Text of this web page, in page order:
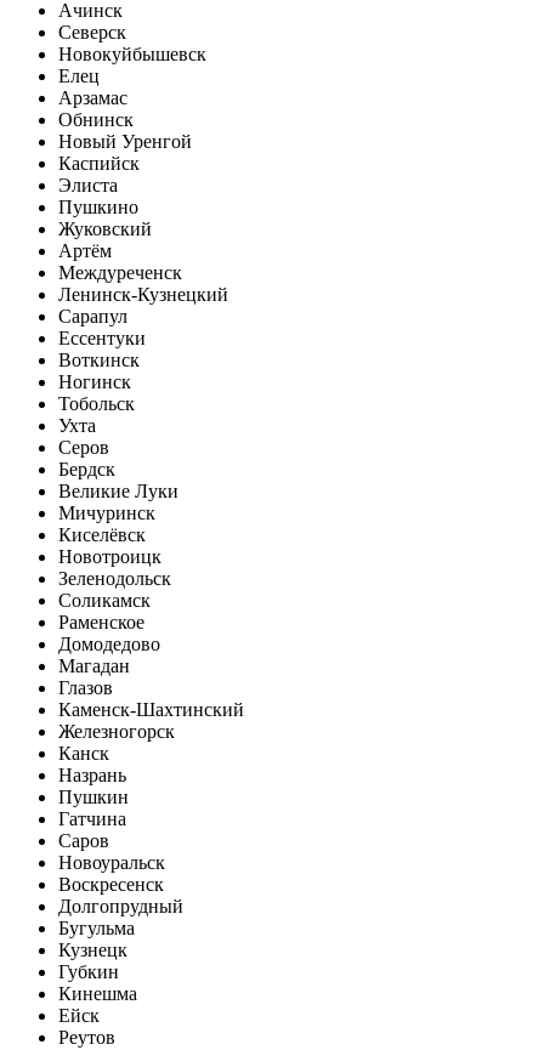
Ачинск
Северск
Новокуйбышевск
Елец
Арзамас
Обнинск
Новый Уренгой
Каспийск
Элиста
Пушкино
Жуковский
Артём
Междуреченск
Ленинск-Кузнецкий
Сарапул
Ессентуки
Воткинск
Ногинск
Тобольск
Ухта
Серов
Бердск
Великие Луки
Мичуринск
Киселёвск
Новотроицк
Зеленодольск
Соликамск
Раменское
Домодедово
Магадан
Глазов
Каменск-Шахтинский
Железногорск
Канск
Назрань
Пушкин
Гатчина
Саров
Новоуральск
Воскресенск
Долгопрудный
Бугульма
Кузнецк
Губкин
Кинешма
Ейск
Реутов